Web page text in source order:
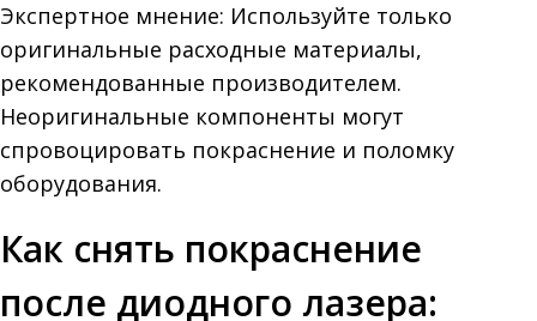
Экспертное мнение: Используйте только
оригинальные расходные материалы,
рекомендованные производителем.
Неоригинальные компоненты могут
спровоцировать покраснение и поломку
оборудования.
Как снять покраснение
после диодного лазера: